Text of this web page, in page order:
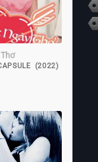
(2022)